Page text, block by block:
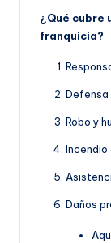
¿Qué cubre
franquicia?
Defensa
Robo y
Incendio
Daños